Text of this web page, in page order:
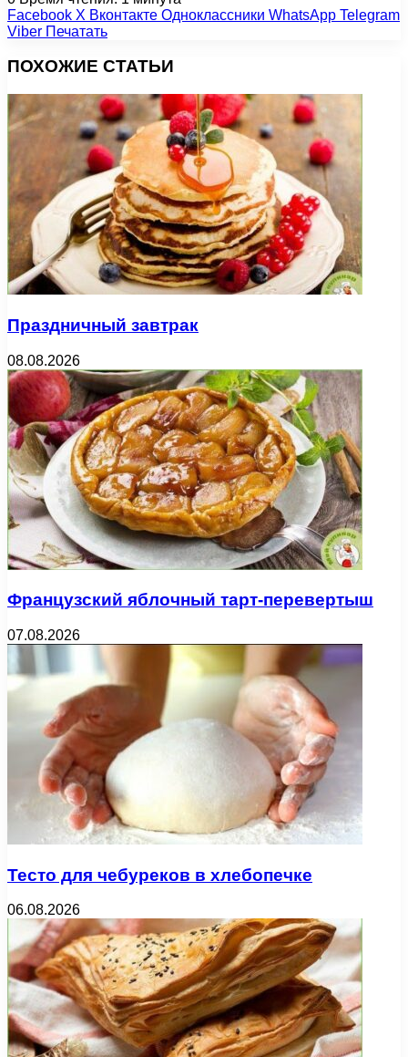
Facebook X Вконтакте Одноклассники WhatsApp Telegram
Viber Печатать
ПОХОЖИЕ СТАТЬИ
Праздничный завтрак
08.08.2026
Французский яблочный тарт-перевертыш
07.08.2026
Тесто для чебуреков в хлебопечке
06.08.2026